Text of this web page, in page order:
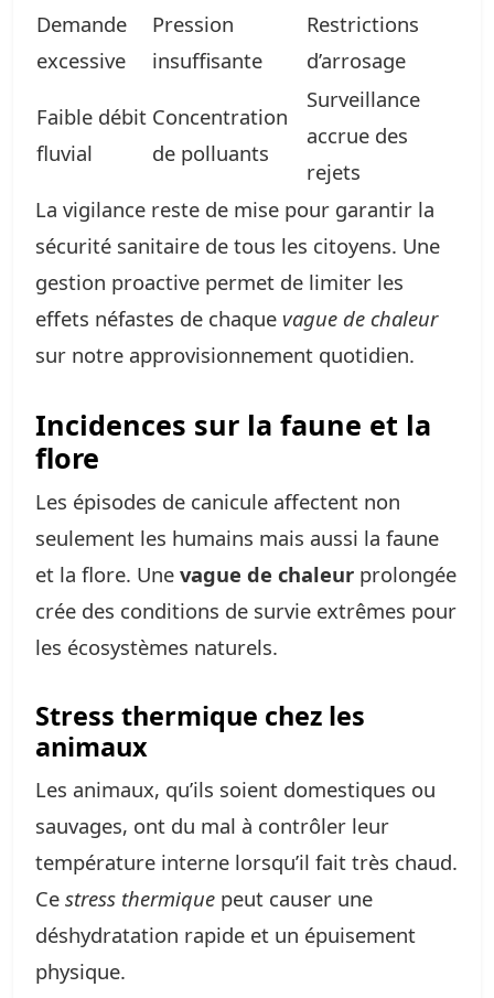
Demande
excessive
Pression
insuffisante
Restrictions
d’arrosage
Faible débit
fluvial
Concentration
de polluants
Surveillance
accrue des
rejets
La vigilance reste de mise pour garantir la
sécurité sanitaire de tous les citoyens. Une
gestion proactive permet de limiter les
effets néfastes de chaque vague de chaleur
sur notre approvisionnement quotidien.
Incidences sur la faune et la
flore
Les épisodes de canicule affectent non
seulement les humains mais aussi la faune
et la flore. Une vague de chaleur prolongée
crée des conditions de survie extrêmes pour
les écosystèmes naturels.
Stress thermique chez les
animaux
Les animaux, qu’ils soient domestiques ou
sauvages, ont du mal à contrôler leur
température interne lorsqu’il fait très chaud.
Ce stress thermique peut causer une
déshydratation rapide et un épuisement
physique.